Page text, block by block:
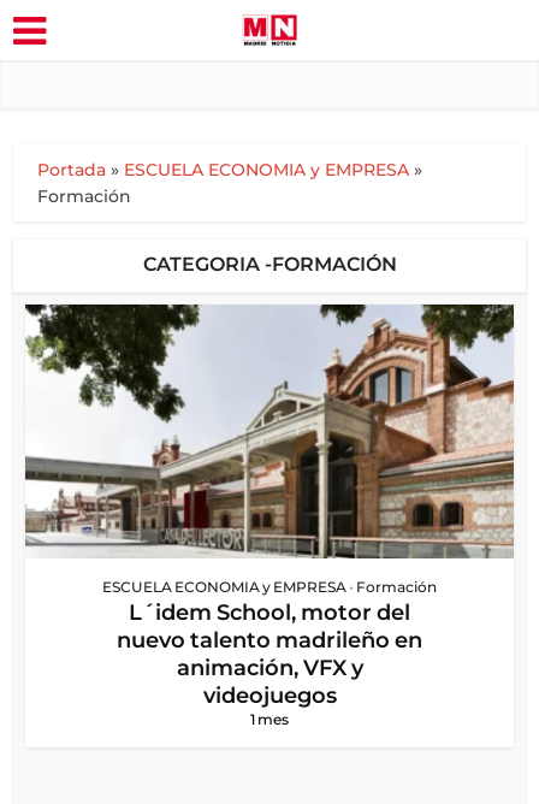
Portada » ESCUELA ECONOMIA y EMPRESA »
Formación
CATEGORIA -FORMACIÓN
ESCUELA ECONOMIA y EMPRESA • Formación
L´idem School, motor del
nuevo talento madrileño en
animación, VFX y
videojuegos
1 mes